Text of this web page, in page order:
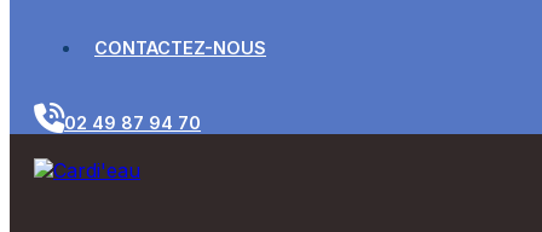
CONTACTEZ-NOUS
02 49 87 94 70